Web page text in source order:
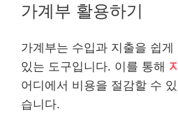
가계부 활용하기
가계부는 수입과 지출을 쉽
있는 도구입니다. 이를 통해
어디에서 비용을 절감할 수
습니다.